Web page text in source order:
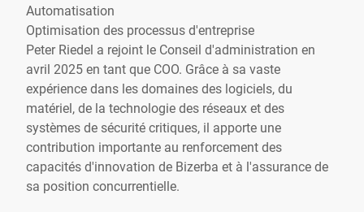
Automatisation
Optimisation des processus d'entreprise
Peter Riedel a rejoint le Conseil d'administration en
avril 2025 en tant que COO. Grâce à sa vaste
expérience dans les domaines des logiciels, du
matériel, de la technologie des réseaux et des
systèmes de sécurité critiques, il apporte une
contribution importante au renforcement des
capacités d'innovation de Bizerba et à l'assurance de
sa position concurrentielle.